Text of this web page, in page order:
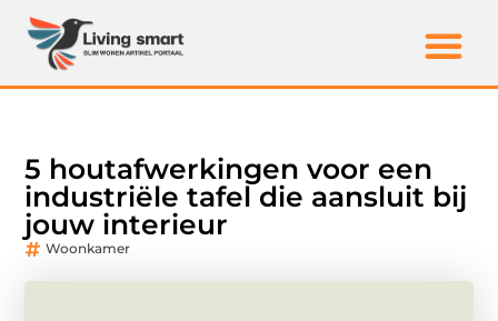
5 houtafwerkingen voor een
industriële tafel die aansluit bij
jouw interieur
Woonkamer